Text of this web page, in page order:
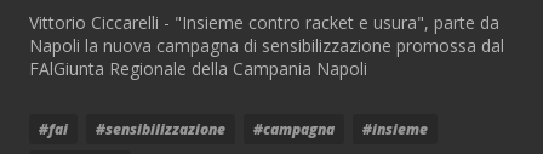
Vittorio Ciccarelli - "Insieme contro racket e usura", parte da
Napoli la nuova campagna di sensibilizzazione promossa dal
FAlGiunta Regionale della Campania Napoli
#fai #sensibilizzazione #campagna
#insieme